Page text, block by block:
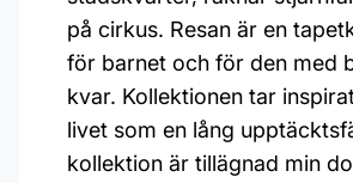
på cirkus. Resan är en
för barnet och för den med
kvar. Kollektionen tar
livet som en lång
kollektion är tillägnad min